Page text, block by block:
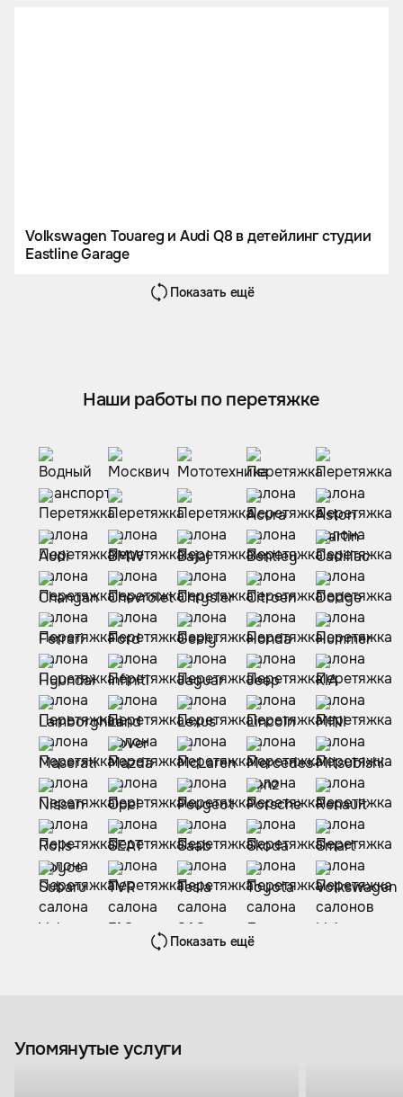
Volkswagen Touareg и Audi Q8 в детейлинг студии
Eastline Garage
Показать ещё
Наши работы по перетяжке
Показать ещё
Упомянутые услуги